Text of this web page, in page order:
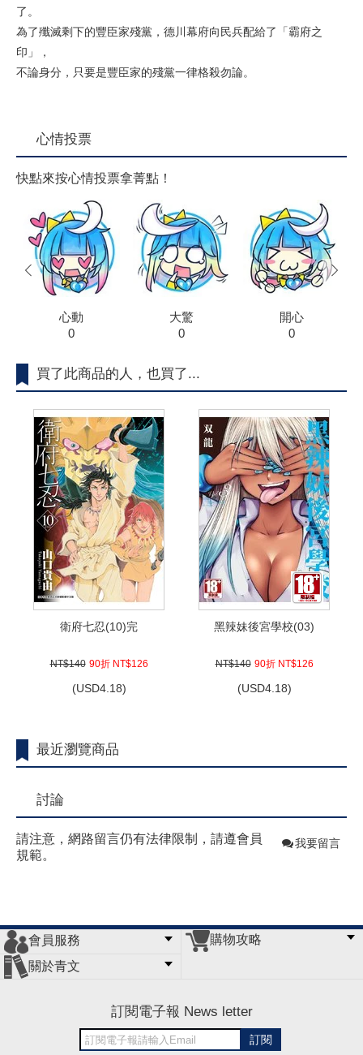
了。
為了殲滅剩下的豐臣家殘黨，德川幕府向民兵配給了「霸府之
印」，
不論身分，只要是豐臣家的殘黨一律格殺勿論。
心情投票
快點來按心情投票拿菁點！
心動
0
大驚
0
開心
0
prev next
買了此商品的人，也買了...
衛府七忍(10)完
NT$140 90折 NT$126
(USD4.18)
黑辣妹後宮學校(03)
NT$140 90折 NT$126
(USD4.18)
最近瀏覽商品
討論
請注意，網路留言仍有法律限制，請遵會員
規範。
我要留言
會員服務
會員辦法
客服信箱
隱私條款
網站導覽
購物攻略
關於青文
訂閱電子報 News letter
訂閱